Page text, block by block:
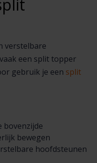
verstelbare
een split topper
gebruik je een split
bovenzijde
bewegen
hoofdsteunen